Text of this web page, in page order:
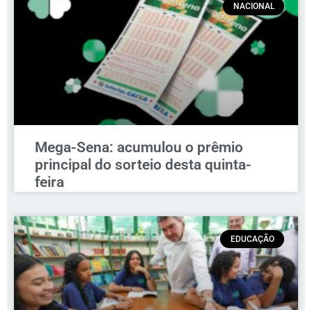
NACIONAL
Mega-Sena: acumulou o prêmio
principal do sorteio desta quinta-
feira
EDUCAÇÃO